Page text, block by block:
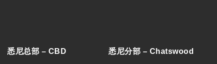
悉尼总部 – CBD 悉尼分部 – Chatswood